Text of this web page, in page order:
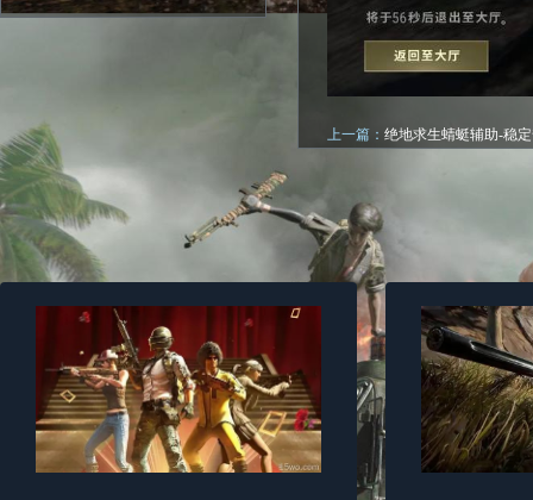
上一篇： 绝地求生蜻蜓辅助-稳